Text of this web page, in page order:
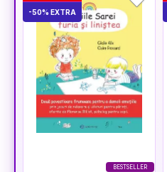
BESTSELLER
-50% EXTRA